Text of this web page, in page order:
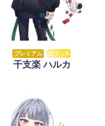
プレミアム クランX
干支楽 ハルカ